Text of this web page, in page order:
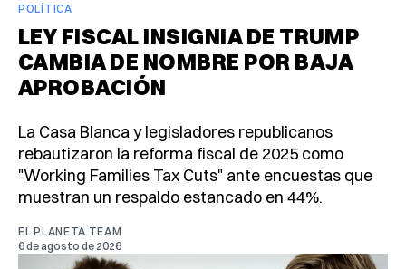
POLÍTICA
LEY FISCAL INSIGNIA DE TRUMP
CAMBIA DE NOMBRE POR BAJA
APROBACIÓN
La Casa Blanca y legisladores republicanos
rebautizaron la reforma fiscal de 2025 como
"Working Families Tax Cuts" ante encuestas que
muestran un respaldo estancado en 44%.
EL PLANETA TEAM
6 de agosto de 2026